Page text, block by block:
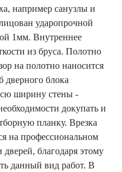
например санузлы и
ударопрочной
1мм. Внутреннее
из бруса. Полотно
на полотно наносится
дверного блока
ширину стены -
докупать и
планку. Врезка
на профессиональном
благодаря этому
данный вид работ. В